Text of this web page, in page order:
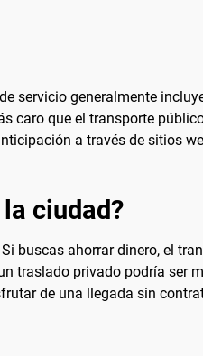
servicio generalmente
caro que el transporte
a través de sitios
ciudad?
buscas ahorrar dinero, el
traslado privado podría ser
de una llegada sin